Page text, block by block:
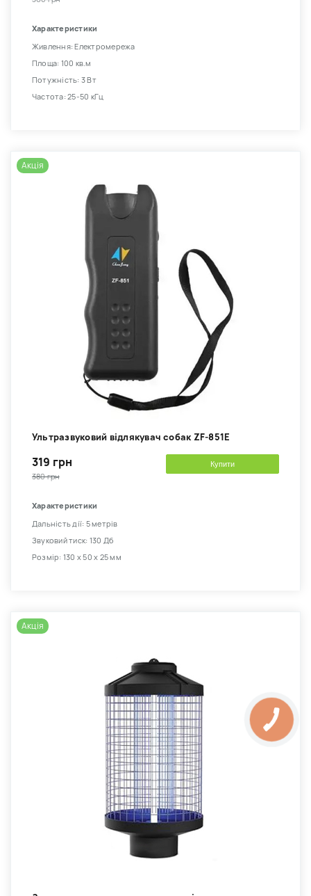
Характеристики
Живлення: Електромережа
Площа: 100 кв.м
Потужність: 3 Вт
Частота: 25-50 кГц
Акція
Ультразвуковий відлякувач собак ZF-851E
319 грн
380 грн
Купити
Характеристики
Дальність дії: 5 метрів
Звуковий тиск: 130 Дб
Розмір: 130 х 50 х 25 мм
Акція